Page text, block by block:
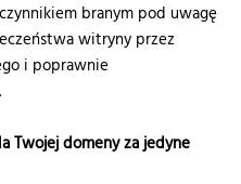
branym pod uwagę
witryny przez
i poprawnie
Twojej domeny za jedyne